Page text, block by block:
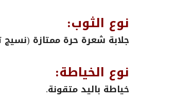
نوع الثوب:
جلابة شعرة حرة ممتازة
نوع الخياطة:
خياطة باليد متقونة.